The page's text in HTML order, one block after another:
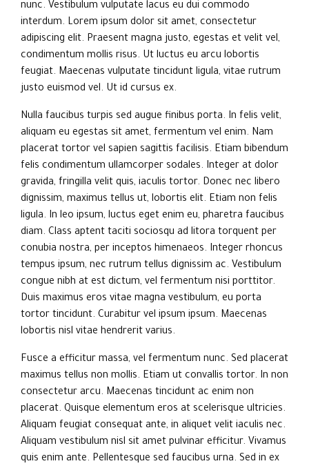
nunc. Vestibulum vulputate lacus eu dui commodo
interdum. Lorem ipsum dolor sit amet, consectetur
adipiscing elit. Praesent magna justo, egestas et velit vel,
condimentum mollis risus. Ut luctus eu arcu lobortis
feugiat. Maecenas vulputate tincidunt ligula, vitae rutrum
justo euismod vel. Ut id cursus ex.
Nulla faucibus turpis sed augue finibus porta. In felis velit,
aliquam eu egestas sit amet, fermentum vel enim. Nam
placerat tortor vel sapien sagittis facilisis. Etiam bibendum
felis condimentum ullamcorper sodales. Integer at dolor
gravida, fringilla velit quis, iaculis tortor. Donec nec libero
dignissim, maximus tellus ut, lobortis elit. Etiam non felis
ligula. In leo ipsum, luctus eget enim eu, pharetra faucibus
diam. Class aptent taciti sociosqu ad litora torquent per
conubia nostra, per inceptos himenaeos. Integer rhoncus
tempus ipsum, nec rutrum tellus dignissim ac. Vestibulum
congue nibh at est dictum, vel fermentum nisi porttitor.
Duis maximus eros vitae magna vestibulum, eu porta
tortor tincidunt. Curabitur vel ipsum ipsum. Maecenas
lobortis nisl vitae hendrerit varius.
Fusce a efficitur massa, vel fermentum nunc. Sed placerat
maximus tellus non mollis. Etiam ut convallis tortor. In non
consectetur arcu. Maecenas tincidunt ac enim non
placerat. Quisque elementum eros at scelerisque ultricies.
Aliquam feugiat consequat ante, in aliquet velit iaculis nec.
Aliquam vestibulum nisl sit amet pulvinar efficitur. Vivamus
quis enim ante. Pellentesque sed faucibus urna. Sed in ex